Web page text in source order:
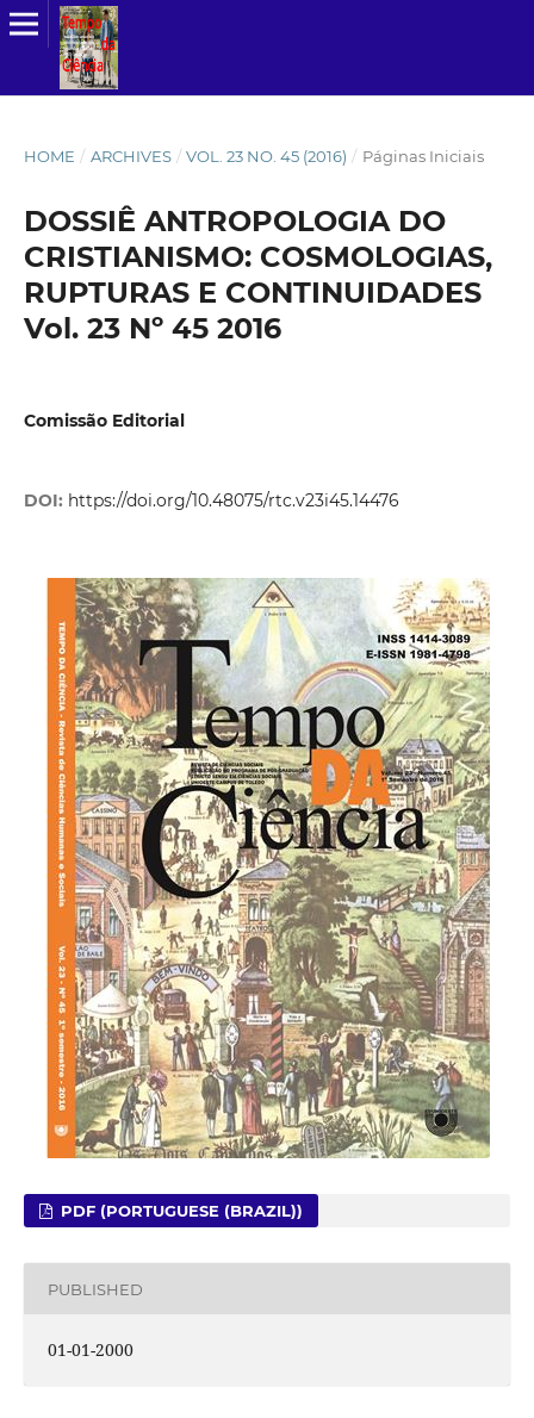
HOME / ARCHIVES / VOL. 23 NO. 45 (2016) / Páginas Iniciais
DOSSIÊ ANTROPOLOGIA DO
CRISTIANISMO: COSMOLOGIAS,
RUPTURAS E CONTINUIDADES
Vol. 23 Nº 45 2016
Comissão Editorial
DOI: https://doi.org/10.48075/rtc.v23i45.14476
PDF (PORTUGUESE (BRAZIL))
PUBLISHED
01-01-2000